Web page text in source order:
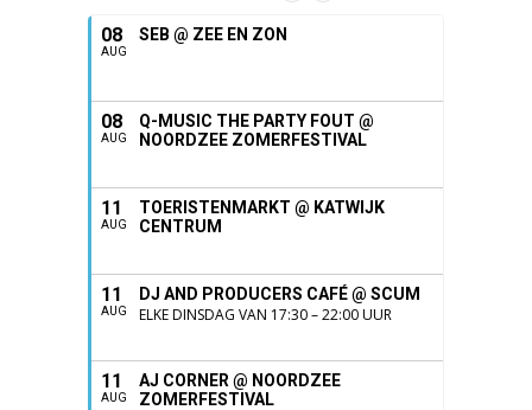
08
AUG
SEB @ ZEE EN ZON
08
AUG
Q-MUSIC THE PARTY FOUT @
NOORDZEE ZOMERFESTIVAL
11
AUG
TOERISTENMARKT @ KATWIJK
CENTRUM
11
AUG
DJ AND PRODUCERS CAFÉ @ SCUM
ELKE DINSDAG VAN 17:30 – 22:00 UUR
11
AUG
AJ CORNER @ NOORDZEE
ZOMERFESTIVAL